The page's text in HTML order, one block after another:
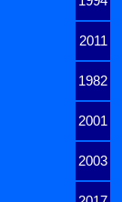
2011
1982
2001
2003